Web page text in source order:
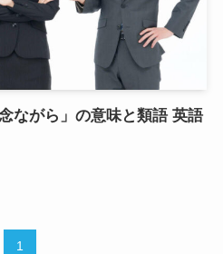
ながら」の意味と類語 英語
1